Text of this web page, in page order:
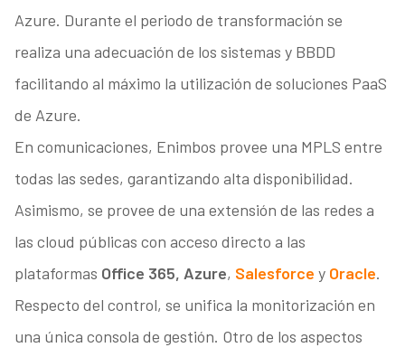
Azure. Durante el periodo de transformación se
realiza una adecuación de los sistemas y BBDD
facilitando al máximo la utilización de soluciones PaaS
de Azure.
En comunicaciones, Enimbos provee una MPLS entre
todas las sedes, garantizando alta disponibilidad.
Asimismo, se provee de una extensión de las redes a
las cloud públicas con acceso directo a las
plataformas Office 365, Azure, Salesforce y Oracle.
Respecto del control, se unifica la monitorización en
una única consola de gestión. Otro de los aspectos